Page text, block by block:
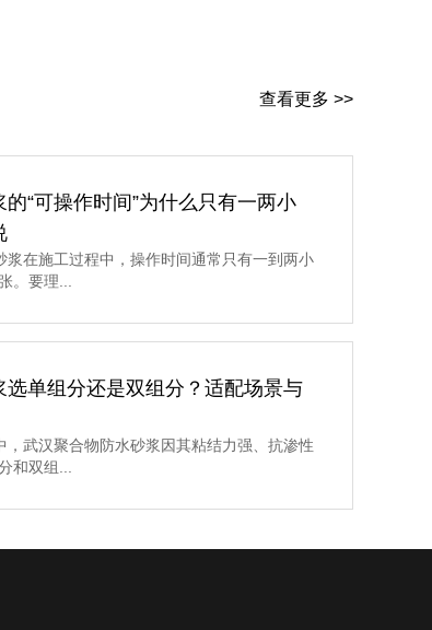
查看更多 >>
“可操作时间”为什么只有一两小
在施工过程中，操作时间通常只有一到两小
。要理...
选单组分还是双组分？适配场景与
武汉聚合物防水砂浆因其粘结力强、抗渗性
和双组...